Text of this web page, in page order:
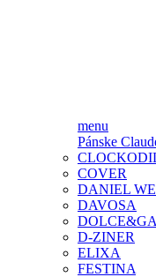
menu
Pánske
COVER
DANIEL
DAVOSA
D-ZINER
ELIXA
FESTINA